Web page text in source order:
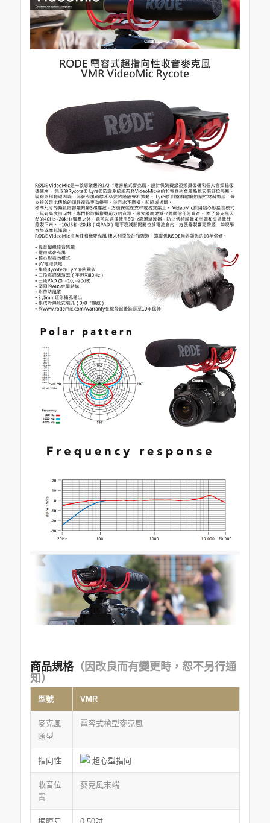
商品規格（因改良而有變更時，恕不另行通
知）
型號 VMR
麥克風
類型
電容式槍型麥克風
指向性 超心型指向
收音位
置
麥克風末端